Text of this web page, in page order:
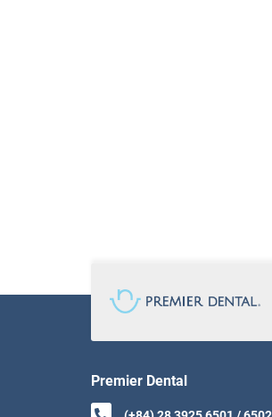
Premier Dental